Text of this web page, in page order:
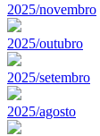
2025/novembro
2025/outubro
2025/setembro
2025/agosto